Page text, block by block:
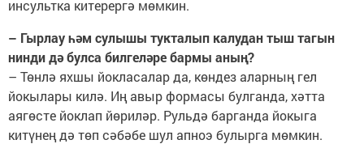
инсультка китерергә мөмкин.
– Гырлау һәм сулышы тукталып калудан тыш тагын
нинди дә булса билгеләре бармы аның?
– Төнлә яхшы йокласалар да, көндез аларның гел
йокылары килә. Иң авыр формасы булганда, хәтта
аягөсте йоклап йөриләр. Рульдә барганда йокыга
китүнең дә төп сәбәбе шул апноэ булырга мөмкин.